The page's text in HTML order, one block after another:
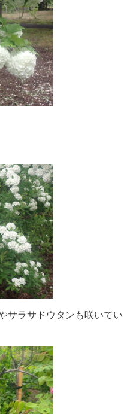
サラサドウタンも咲いてい